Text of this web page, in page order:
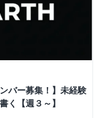
バー募集！】未経験
く【週３～】